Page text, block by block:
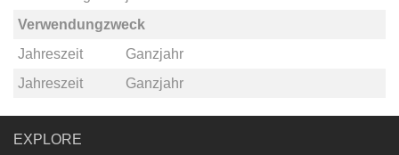
Verwendungzweck
Jahreszeit
Ganzjahr
Jahreszeit
Ganzjahr
EXPLORE